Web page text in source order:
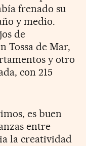
frenado su
y medio.
de
Tossa de Mar,
y otro
con 215
es buen
entre
la creatividad